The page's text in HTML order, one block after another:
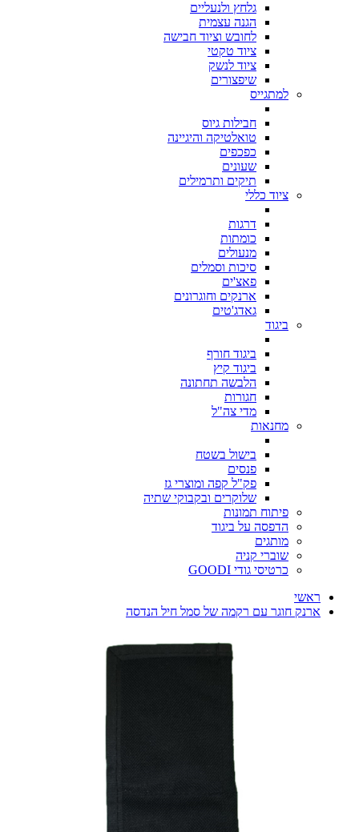
גלחץ ולנעליים
הגנה עצמית
לחובש וציוד חבישה
ציוד טקטי
ציוד לנשק
שיפצורים
למתגייס
חבילות גיוס
טואלטיקה והיגיינה
כפכפים
שעונים
תיקים ותרמילים
ציוד כללי
דרגות
כומתות
מנעולים
סיכות וסמלים
פאצ'ים
ארנקים וחוגרונים
גאדג'טים
ביגוד
ביגוד חורף
ביגוד קיץ
הלבשה תחתונה
חגורות
מדי צה"ל
מחנאות
בישול בשטח
פנסים
פק"ל קפה ומוצרי גז
שלוקרים ובקבוקי שתיה
פיתוח תמונות
הדפסה על ביגוד
מותגים
שוברי קניה
כרטיסי גודי GOODI
ראשי
ארנק חוגר עם רקמה של סמל חיל הנדסה